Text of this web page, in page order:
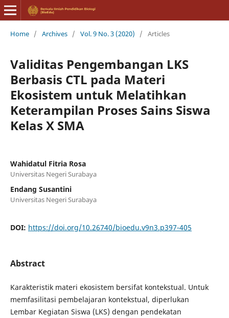
Home / Archives / Vol. 9 No. 3 (2020) / Articles
Validitas Pengembangan LKS
Berbasis CTL pada Materi
Ekosistem untuk Melatihkan
Keterampilan Proses Sains Siswa
Kelas X SMA
Wahidatul Fitria Rosa
Universitas Negeri Surabaya
Endang Susantini
Universitas Negeri Surabaya
DOI: https://doi.org/10.26740/bioedu.v9n3.p397-405
Abstract
Karakteristik materi ekosistem bersifat kontekstual. Untuk
memfasilitasi pembelajaran kontekstual, diperlukan
Lembar Kegiatan Siswa (LKS) dengan pendekatan